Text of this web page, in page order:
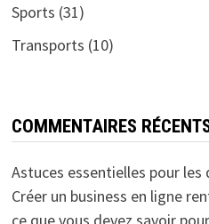
Sports (31)
Transports (10)
COMMENTAIRES
Astuces essentielles pour
Créer un business en ligne